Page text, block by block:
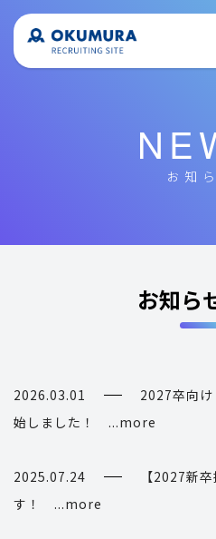
お知
お知ら
2026.03.01
2027卒向
始しました！ ...more
2025.07.24
【2027新
す！ ...more